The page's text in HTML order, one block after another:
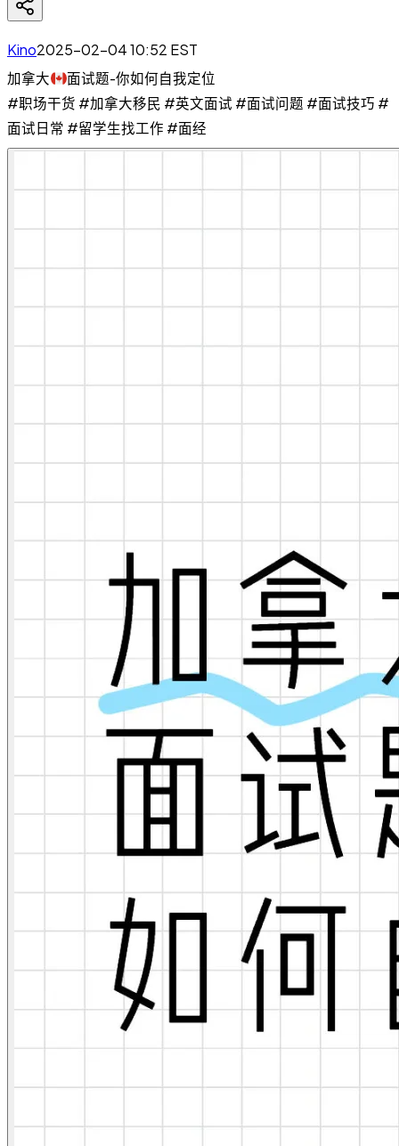
Kino2025-02-04 10:52 EST
加拿大
面试题-你如何自我定位
#职场干货 #加拿大移民 #英文面试 #面试问题 #面试技巧 #
面试日常 #留学生找工作 #面经